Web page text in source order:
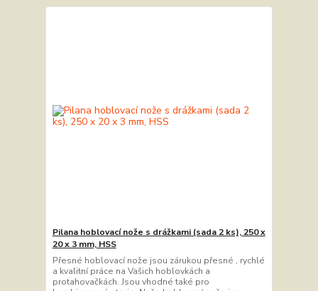
Pilana hoblovací nože s drážkami (sada 2 ks), 250 x
20 x 3 mm, HSS
Přesné hoblovací nože jsou zárukou přesné , rychlé
a kvalitní práce na Vašich hoblovkách a
protahovačkách. Jsou vhodné také pro